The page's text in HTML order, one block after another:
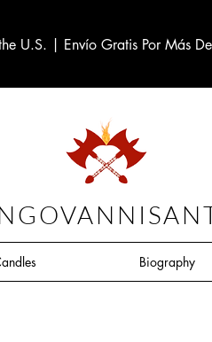
U.S. | Envío Gratis Por Más
Biography